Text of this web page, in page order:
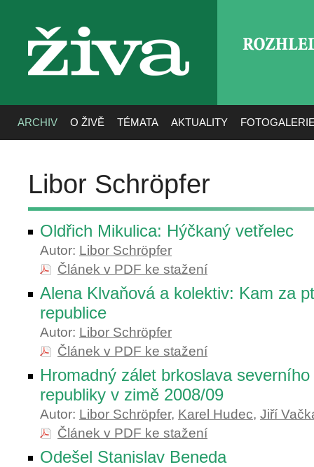
živa
ARCHIV O ŽIVĚ TÉMATA AKTUALITY
Libor Schröpfer
Oldřich Mikulica: Hýčkaný vetřelec
Autor: Libor Schröpfer
Článek v PDF ke stažení
Alena Klvaňová a kolektiv: Kam za
republice
Autor: Libor Schröpfer
Článek v PDF ke stažení
Hromadný zálet brkoslava
republiky v zimě 2008/09
Autor: Libor Schröpfer, Karel Hudec, Jiří
Článek v PDF ke stažení
Odešel Stanislav Beneda